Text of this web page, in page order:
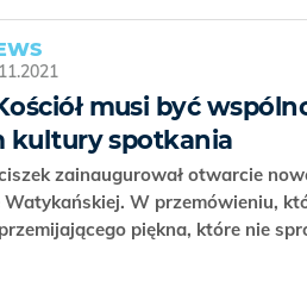
musi być
kultury spotkania
zainaugurował otwarcie
W przemówieniu,
piękna, które nie